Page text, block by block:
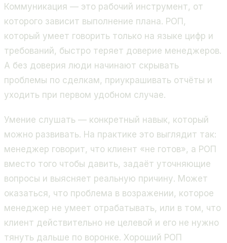
Коммуникация — это рабочий инструмент, от
которого зависит выполнение плана. РОП,
который умеет говорить только на языке цифр и
требований, быстро теряет доверие менеджеров.
А без доверия люди начинают скрывать
проблемы по сделкам, приукрашивать отчёты и
уходить при первом удобном случае.
Умение слушать — конкретный навык, который
можно развивать. На практике это выглядит так:
менеджер говорит, что клиент «не готов», а РОП
вместо того чтобы давить, задаёт уточняющие
вопросы и выясняет реальную причину. Может
оказаться, что проблема в возражении, которое
менеджер не умеет отрабатывать, или в том, что
клиент действительно не целевой и его не нужно
тянуть дальше по воронке. Хороший РОП